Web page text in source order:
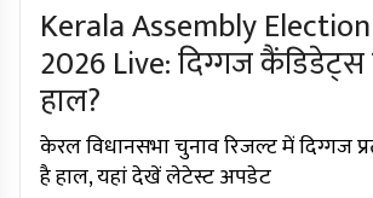
Kerala Assembly
2026 Live: दिग्गज
हाल?
केरल विधानसभा चुनाव रिजल्ट में दिग्गज
है हाल, यहां देखें लेटेस्ट अपडेट